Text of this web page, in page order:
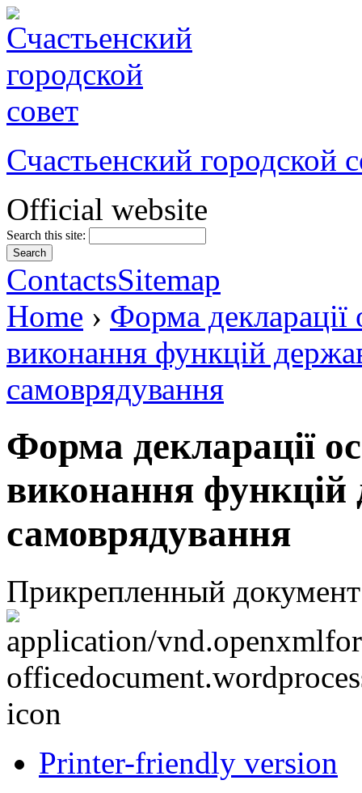
Счастьенский городской
Official website
Search this site:
ContactsSitemap
Home › Форма
виконання функцій
самоврядування
Форма декларації
виконання функцій
самоврядування
Прикрепленный
Printer-friendly version